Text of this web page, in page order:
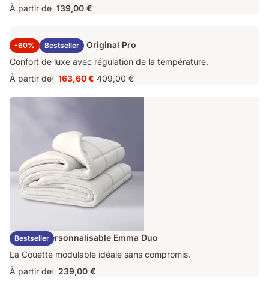
À partir de 139,00 €
-60% Bestseller
Surmatelas Emma Original Pro
Confort de luxe avec régulation de la température.
À partir de1
Prix
163,60 €
163,60 € Prix
d'origine
409,00 €
Bestseller
Couette Personnalisable Emma Duo
La Couette modulable idéale sans compromis.
À partir de1 239,00 €